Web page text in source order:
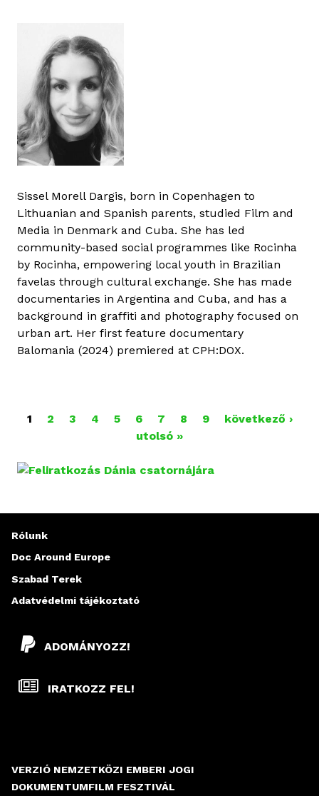
Sissel Morell Dargis, born in Copenhagen to
Lithuanian and Spanish parents, studied Film and
Media in Denmark and Cuba. She has led
community-based social programmes like Rocinha
by Rocinha, empowering local youth in Brazilian
favelas through cultural exchange. She has made
documentaries in Argentina and Cuba, and has a
background in graffiti and photography focused on
urban art. Her first feature documentary
Balomania (2024) premiered at CPH:DOX.
L
A
L
A
K
1 2 3 4 5 6 7 8 9
következő ›
utolsó »
VERZIÓ NEMZETKÖZI EMBERI JOGI
DOKUMENTUMFILM FESZTIVÁL
ADOMÁNYOZZ!
IRATKOZZ FEL!
Rólunk
Doc Around Europe
Szabad Terek
Adatvédelmi tájékoztató